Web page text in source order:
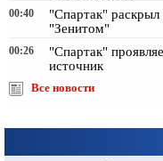
00:40
"Спартак"
"Зенитом"
00:26
"Спартак"
источник
Все новости